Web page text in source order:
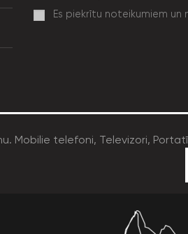
Es piekrītu noteikumiem